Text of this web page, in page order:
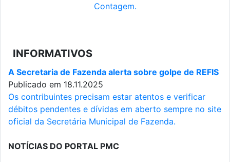
Contagem.
INFORMATIVOS
A Secretaria de Fazenda alerta sobre golpe de REFIS
Publicado em 18.11.2025
Os contribuintes precisam estar atentos e verificar
débitos pendentes e dívidas em aberto sempre no site
oficial da Secretária Municipal de Fazenda.
NOTÍCIAS DO PORTAL PMC